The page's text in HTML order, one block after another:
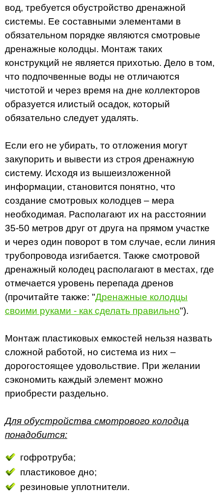
вод, требуется обустройство дренажной
системы. Ее составными элементами в
обязательном порядке являются смотровые
дренажные колодцы. Монтаж таких
конструкций не является прихотью. Дело в том,
что подпочвенные воды не отличаются
чистотой и через время на дне коллекторов
образуется илистый осадок, который
обязательно следует удалять.
Если его не убирать, то отложения могут
закупорить и вывести из строя дренажную
систему. Исходя из вышеизложенной
информации, становится понятно, что
создание смотровых колодцев – мера
необходимая. Располагают их на расстоянии
35-50 метров друг от друга на прямом участке
и через один поворот в том случае, если линия
трубопровода изгибается. Также смотровой
дренажный колодец располагают в местах, где
отмечается уровень перепада дренов
(прочитайте также: "Дренажные колодцы
своими руками - как сделать правильно").
Монтаж пластиковых емкостей нельзя назвать
сложной работой, но система из них –
дорогостоящее удовольствие. При желании
сэкономить каждый элемент можно
приобрести раздельно.
Для обустройства смотрового колодца
понадобится:
гофротруба;
пластиковое дно;
резиновые уплотнители.